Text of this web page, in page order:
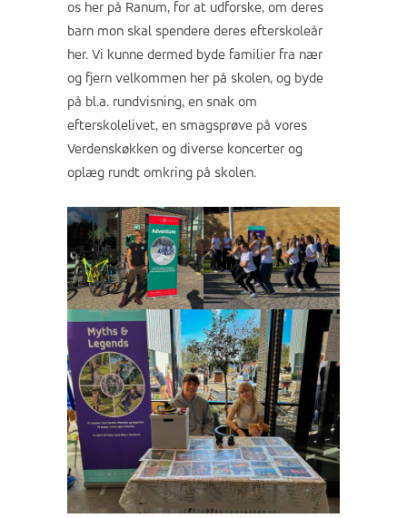
os her på Ranum, for at udforske, om deres
barn mon skal spendere deres efterskoleår
her. Vi kunne dermed byde familier fra nær
og fjern velkommen her på skolen, og byde
på bl.a. rundvisning, en snak om
efterskolelivet, en smagsprøve på vores
Verdenskøkken og diverse koncerter og
oplæg rundt omkring på skolen.